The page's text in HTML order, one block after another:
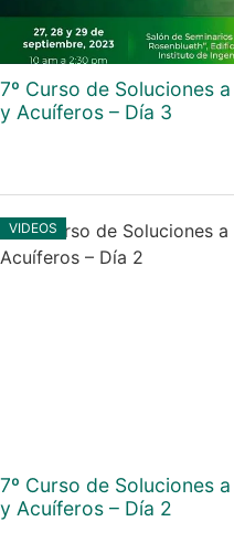
7º Curso de Soluciones
y Acuíferos – Día 3
VIDEOS
7º Curso de Soluciones
y Acuíferos – Día 2